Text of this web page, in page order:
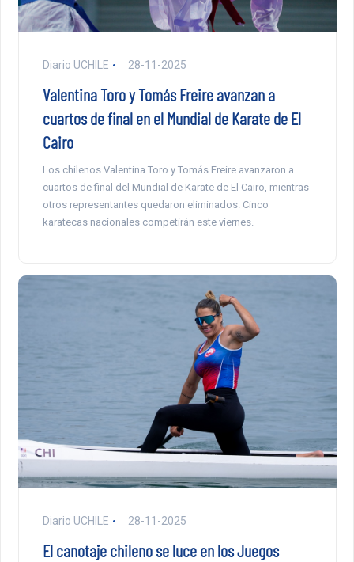
Diario UCHILE 28-11-2025
Valentina Toro y Tomás Freire avanzan a
cuartos de final en el Mundial de Karate de El
Cairo
Los chilenos Valentina Toro y Tomás Freire avanzaron a
cuartos de final del Mundial de Karate de El Cairo, mientras
otros representantes quedaron eliminados. Cinco
karatecas nacionales competirán este viernes.
Diario UCHILE 28-11-2025
El canotaje chileno se luce en los Juegos